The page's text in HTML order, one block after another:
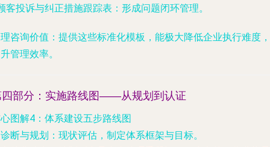
客投诉与纠正措施跟踪表 ：形成问题闭环管理。
咨询价值 ：提供这些标准化模板，能极大降低企业执行难度，
管理效率。
四部分：实施路线图——从规划到认证
图解4：体系建设五步路线图
诊断与规划 ：现状评估，制定体系框架与目标。